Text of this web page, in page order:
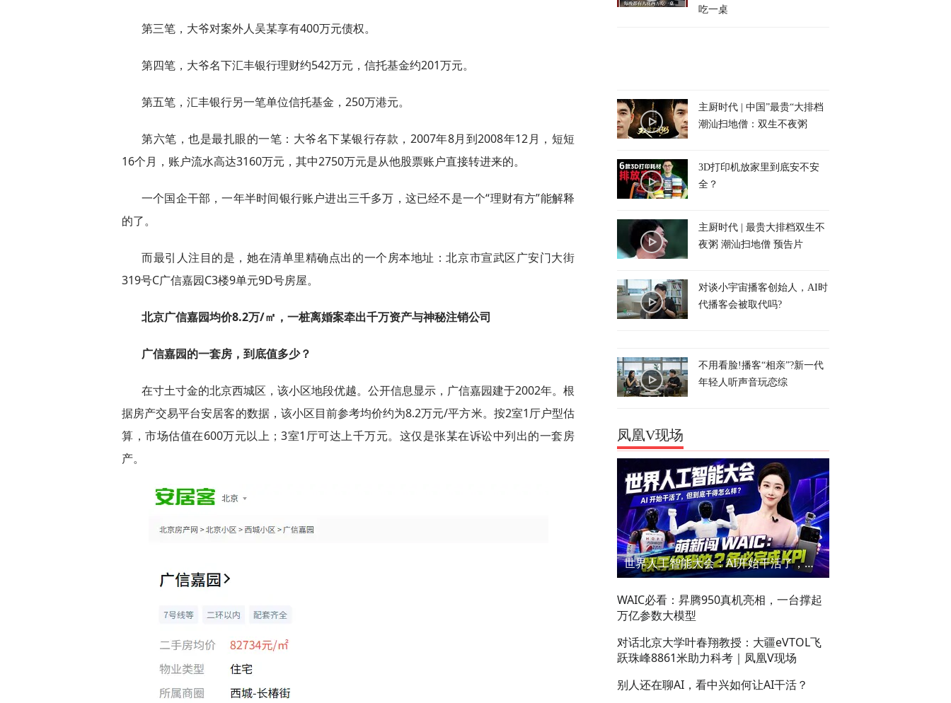
第三笔，大爷对案外人吴某享有400万元债权。
第四笔，大爷名下汇丰银行理财约542万元，信托基金约201万元。
第五笔，汇丰银行另一笔单位信托基金，250万港元。
第六笔，也是最扎眼的一笔：大爷名下某银行存款，2007年8月到2008年12月，短短
16个月，账户流水高达3160万元，其中2750万元是从他股票账户直接转进来的。
一个国企干部，一年半时间银行账户进出三千多万，这已经不是一个“理财有方”能解释
的了。
而最引人注目的是，她在清单里精确点出的一个房本地址：北京市宣武区广安门大街
319号C广信嘉园C3楼9单元9D号房屋。
北京广信嘉园均价8.2万/㎡，一桩离婚案牵出千万资产与神秘注销公司
广信嘉园的一套房，到底值多少？
在寸土寸金的北京西城区，该小区地段优越。公开信息显示，广信嘉园建于2002年。根
据房产交易平台安居客的数据，该小区目前参考均价约为8.2万元/平方米。按2室1厅户型估
算，市场估值在600万元以上；3室1厅可达上千万元。这仅是张某在诉讼中列出的一套房
产。
吃一桌
主厨时代 | 中国”最贵“大排档
潮汕扫地僧：双生不夜粥
3D打印机放家里到底安不安
全？
主厨时代 | 最贵大排档双生不
夜粥 潮汕扫地僧 预告片
对谈小宇宙播客创始人，AI时
代播客会被取代吗?
不用看脸!播客“相亲”?新一代
年轻人听声音玩恋综
凤凰V现场
世界人工智能大会：AI开始干活了，但到底干的怎么样？萌新闯WAIC
WAIC必看：昇腾950真机亮相，一台撑起
万亿参数大模型
对话北京大学叶春翔教授：大疆eVTOL飞
跃珠峰8861米助力科考｜凤凰V现场
别人还在聊AI，看中兴如何让AI干活？